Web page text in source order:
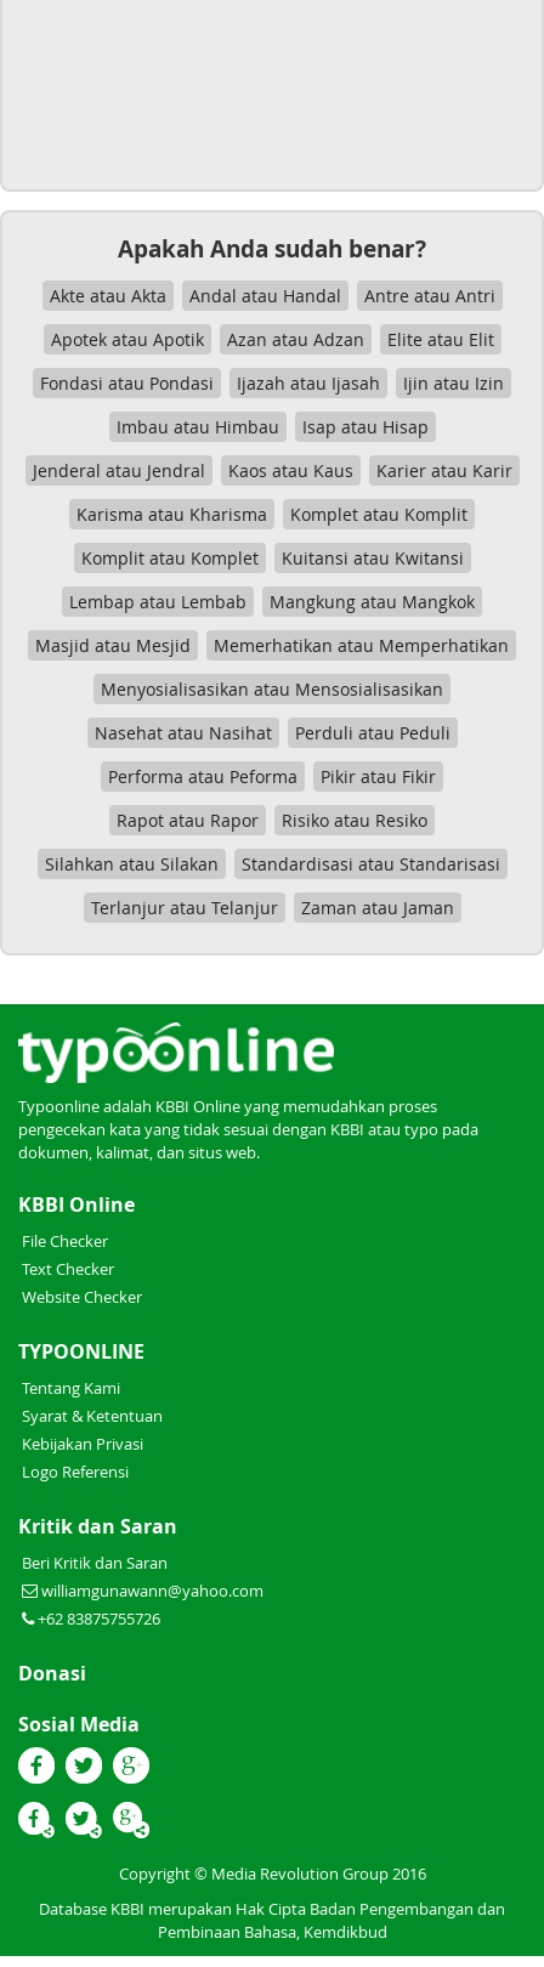
Apakah Anda sudah benar?
Akte atau Akta Andal atau Handal
Antre atau Antri
Apotek atau Apotik
Azan atau Adzan
Elite atau Elit
Fondasi atau Pondasi
Ijazah atau Ijasah
Ijin atau Izin
Imbau atau Himbau
Isap atau Hisap
Jenderal atau Jendral
Kaos atau Kaus
Karier atau Karir
Karisma atau Kharisma
Komplet atau Komplit
Komplit atau Komplet
Kuitansi atau Kwitansi
Lembap atau Lembab
Mangkung atau Mangkok
Masjid atau Mesjid
Memerhatikan atau Memperhatikan
Menyosialisasikan atau Mensosialisasikan
Nasehat atau Nasihat
Perduli atau Peduli
Performa atau Peforma
Pikir atau Fikir
Rapot atau Rapor
Risiko atau Resiko
Silahkan atau Silakan
Standardisasi atau Standarisasi
Terlanjur atau Telanjur
Zaman atau Jaman
Typoonline adalah KBBI Online yang memudahkan proses
pengecekan kata yang tidak sesuai dengan KBBI atau typo pada
dokumen, kalimat, dan situs web.
KBBI Online
File Checker
Text Checker
Website Checker
TYPOONLINE
Tentang Kami
Syarat & Ketentuan
Kebijakan Privasi
Logo Referensi
Kritik dan Saran
Beri Kritik dan Saran
williamgunawann@yahoo.com
+62 83875755726
Donasi
Sosial Media
Copyright © Media Revolution Group 2016
Database KBBI merupakan Hak Cipta Badan Pengembangan dan
Pembinaan Bahasa, Kemdikbud